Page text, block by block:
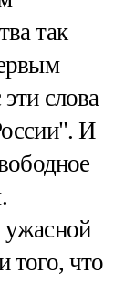
так
слова
И
ужасной
того, что